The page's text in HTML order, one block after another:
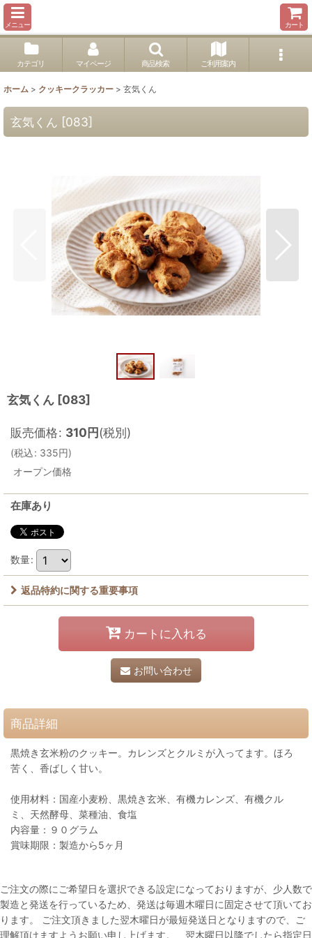
メニュー カート
カテゴリ マイページ 商品検索 ご利用案内
ホーム > クッキークラッカー > 玄気くん
玄気くん [083]
玄気くん [083]
販売価格: 310円(税別)
(税込: 335円)
オープン価格
在庫あり
数量:
返品特約に関する重要事項
カートに入れる
お問い合わせ
商品詳細
黒焼き玄米粉のクッキー。カレンズとクルミが入ってます。ほろ
苦く、香ばしく甘い。
使用材料：国産小麦粉、黒焼き玄米、有機カレンズ、有機クル
ミ、天然酵母、菜種油、食塩
内容量：９０グラム
賞味期限：製造から5ヶ月
ご注文の際にご希望日を選択できる設定になっておりますが、少人数で
製造と発送を行っているため、発送は毎週木曜日に固定させて頂いてお
ります。 ご注文頂きました翌木曜日が最短発送日となりますので、ご
理解頂けますようお願い申し上げます。 翌木曜日以降でしたら指定日